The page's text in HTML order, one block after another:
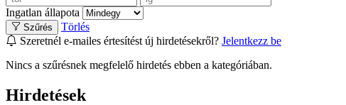
Ingatlan állapota
Szűrés
Törlés
Szeretnél e-mailes értesítést új hirdetésekről? Jelentkezz be
Nincs a szűrésnek megfelelő hirdetés ebben a kategóriában.
Hirdetések